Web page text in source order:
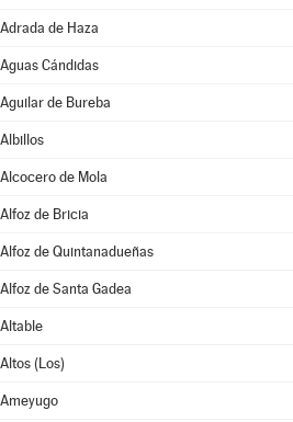
Adrada de Haza
Aguas Cándidas
Aguilar de Bureba
Albillos
Alcocero de Mola
Alfoz de Bricia
Alfoz de Quintanadueñas
Alfoz de Santa Gadea
Altable
Altos (Los)
Ameyugo